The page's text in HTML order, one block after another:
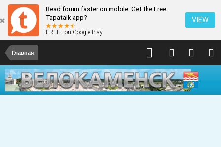
Read forum faster on mobile. Get the Free
Tapatalk app?
FREE - on Google Play
VIEW
Главная